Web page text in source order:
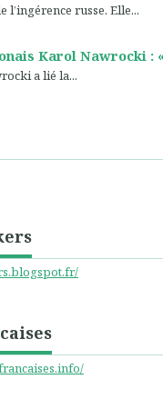
l’ingérence russe. Elle...
Karol Nawrocki :
a lié la...